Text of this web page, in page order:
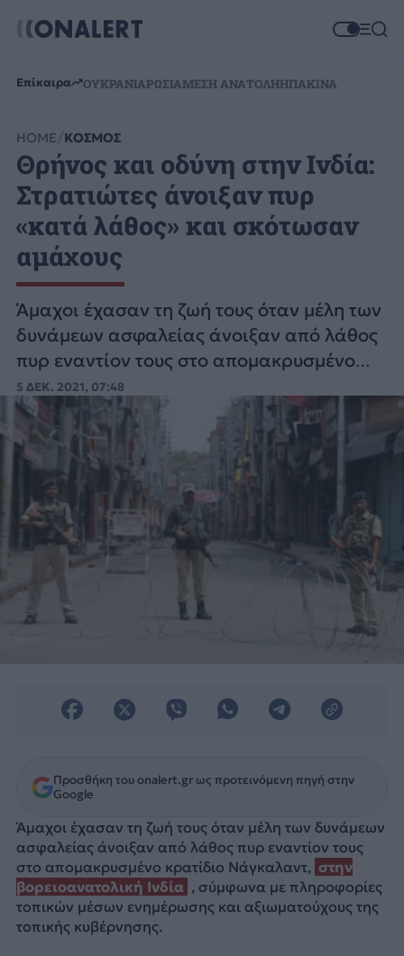
Επίκαιρα ΟΥΚΡΑΝΙΑΡΩΣΙΑΜΕΣΗ ΑΝΑΤΟΛΗΗΠΑΚΙΝΑ
HOME ΚΟΣΜΟΣ
Θρήνος και οδύνη στην Ινδία:
Στρατιώτες άνοιξαν πυρ
«κατά λάθος» και σκότωσαν
αμάχους
Άμαχοι έχασαν τη ζωή τους όταν μέλη των
δυνάμεων ασφαλείας άνοιξαν από λάθος
πυρ εναντίον τους στο απομακρυσμένο
κρατίδιο Νάγκαλαντ, στην
βορειοανατολική Ινδία.
5 ΔΕΚ. 2021, 07:48
Προσθήκη του onalert.gr ως προτεινόμενη πηγή στην
Google
Άμαχοι έχασαν τη ζωή τους όταν μέλη των δυνάμεων
ασφαλείας άνοιξαν από λάθος πυρ εναντίον τους
στο απομακρυσμένο κρατίδιο Νάγκαλαντ, στην
βορειοανατολική Ινδία , σύμφωνα με πληροφορίες
τοπικών μέσων ενημέρωσης και αξιωματούχους της
τοπικής κυβέρνησης.